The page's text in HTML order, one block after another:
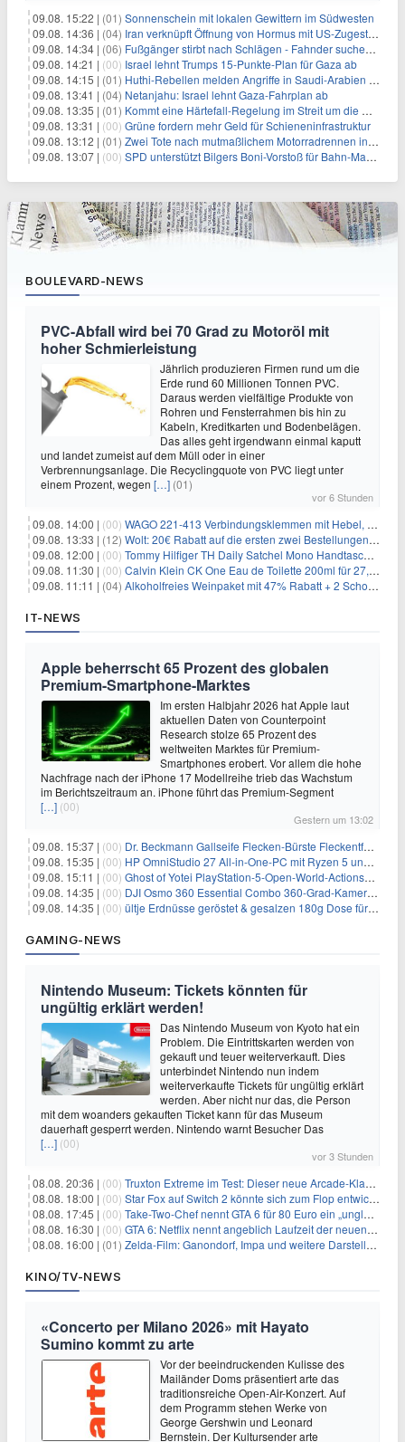
09.08. 15:22 | (01) Sonnenschein mit lokalen Gewittern im Südwesten
09.08. 14:36 | (04) Iran verknüpft Öffnung von Hormus mit US-Zugeständnissen
09.08. 14:34 | (06) Fußgänger stirbt nach Schlägen - Fahnder suchen Autofahrer
09.08. 14:21 | (00) Israel lehnt Trumps 15-Punkte-Plan für Gaza ab
09.08. 14:15 | (01) Huthi-Rebellen melden Angriffe in Saudi-Arabien und im Jemen
09.08. 13:41 | (04) Netanjahu: Israel lehnt Gaza-Fahrplan ab
09.08. 13:35 | (01) Kommt eine Härtefall-Regelung im Streit um die Rente mit 63?
09.08. 13:31 | (00) Grüne fordern mehr Geld für Schieneninfrastruktur
09.08. 13:12 | (01) Zwei Tote nach mutmaßlichem Motorradrennen in Köln
09.08. 13:07 | (00) SPD unterstützt Bilgers Boni-Vorstoß für Bahn-Manager
BOULEVARD-NEWS
PVC-Abfall wird bei 70 Grad zu Motoröl mit
hoher Schmierleistung
Jährlich produzieren Firmen rund um die
Erde rund 60 Millionen Tonnen PVC.
Daraus werden vielfältige Produkte von
Rohren und Fensterrahmen bis hin zu
Kabeln, Kreditkarten und Bodenbelägen.
Das alles geht irgendwann einmal kaputt
und landet zumeist auf dem Müll oder in einer
Verbrennungsanlage. Die Recyclingquote von PVC liegt unter
einem Prozent, wegen […] (01)
vor 6 Stunden
09.08. 14:00 | (00) WAGO 221-413 Verbindungsklemmen mit Hebel, 50 Stück für 14,99€
09.08. 13:33 | (12) Wolt: 20€ Rabatt auf die ersten zwei Bestellungen für Neukunden
09.08. 12:00 | (00) Tommy Hilfiger TH Daily Satchel Mono Handtasche für 73,97€
09.08. 11:30 | (00) Calvin Klein CK One Eau de Toilette 200ml für 27,99€
09.08. 11:11 | (04) Alkoholfreies Weinpaket mit 47% Rabatt + 2 Schott Zwiesel Gläser GRATIS für 29,99€
IT-NEWS
Apple beherrscht 65 Prozent des globalen
Premium-Smartphone-Marktes
Im ersten Halbjahr 2026 hat Apple laut
aktuellen Daten von Counterpoint
Research stolze 65 Prozent des
weltweiten Marktes für Premium-
Smartphones erobert. Vor allem die hohe
Nachfrage nach der iPhone 17 Modellreihe trieb das Wachstum
im Berichtszeitraum an. iPhone führt das Premium-Segment
[…] (00)
Gestern um 13:02
09.08. 15:37 | (00) Dr. Beckmann Gallseife Flecken-Bürste Fleckentferner 250 ml für 1,25€
09.08. 15:35 | (00) HP OmniStudio 27 All-in-One-PC mit Ryzen 5 und 1 TB SSD für 699€
09.08. 15:11 | (00) Ghost of Yotei PlayStation-5-Open-World-Actionspiel für 55,65€
09.08. 14:35 | (00) DJI Osmo 360 Essential Combo 360-Grad-Kamera für 375€
09.08. 14:35 | (00) ültje Erdnüsse geröstet & gesalzen 180g Dose für 1,52€ im Spar-Abo
GAMING-NEWS
Nintendo Museum: Tickets könnten für
ungültig erklärt werden!
Das Nintendo Museum von Kyoto hat ein
Problem. Die Eintrittskarten werden von
gekauft und teuer weiterverkauft. Dies
unterbindet Nintendo nun indem
weiterverkaufte Tickets für ungültig erklärt
werden. Aber nicht nur das, die Person
mit dem woanders gekauften Ticket kann für das Museum
dauerhaft gesperrt werden. Nintendo warnt Besucher Das
[…] (00)
vor 3 Stunden
08.08. 20:36 | (00) Truxton Extreme im Test: Dieser neue Arcade-Klassiker verzeiht dir gar nichts
08.08. 18:00 | (00) Star Fox auf Switch 2 könnte sich zum Flop entwickeln
08.08. 17:45 | (00) Take-Two-Chef nennt GTA 6 für 80 Euro ein „unglaubliches Schnäppchen“
08.08. 16:30 | (00) GTA 6: Netflix nennt angeblich Laufzeit der neuen Gameplay-Präsentation
08.08. 16:00 | (01) Zelda-Film: Ganondorf, Impa und weitere Darsteller sollen feststehen
KINO/TV-NEWS
«Concerto per Milano 2026» mit Hayato
Sumino kommt zu arte
Vor der beeindruckenden Kulisse des
Mailänder Doms präsentiert arte das
traditionsreiche Open-Air-Konzert. Auf
dem Programm stehen Werke von
George Gershwin und Leonard
Bernstein. Der Kultursender arte